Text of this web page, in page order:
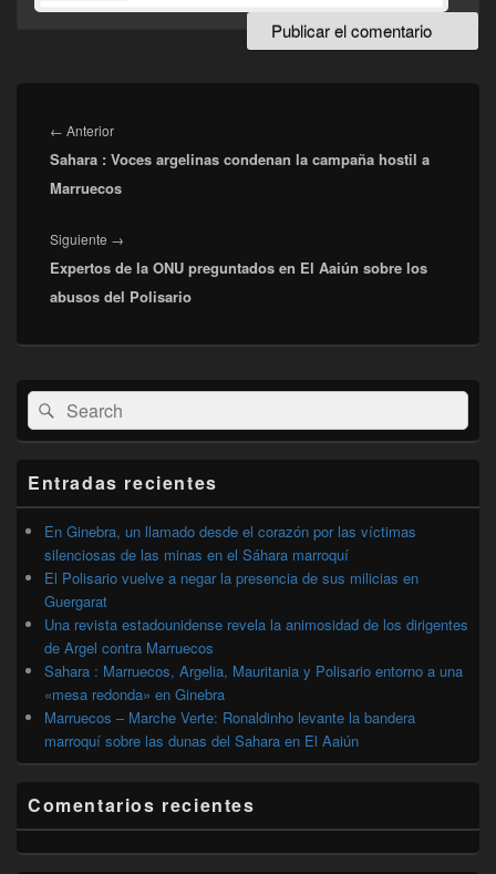
de
entradas
← AnteriorEntrada
anterior:
Sahara : Voces argelinas condenan la campaña hostil a
Marruecos
Siguiente →
siguiente:
Expertos de la ONU preguntados en El Aaiún sobre los
abusos del Polisario
El
área
de
widget
lateral
primaria
Buscar
por:
Buscar
Entradas recientes
En Ginebra, un llamado desde el corazón por las víctimas
silenciosas de las minas en el Sáhara marroquí
El Polisario vuelve a negar la presencia de sus milicias en
Guergarat
Una revista estadounidense revela la animosidad de los dirigentes
de Argel contra Marruecos
Sahara : Marruecos, Argelia, Mauritania y Polisario entorno a una
«mesa redonda» en Ginebra
Marruecos – Marche Verte: Ronaldinho levante la bandera
marroquí sobre las dunas del Sahara en El Aaiún
Comentarios recientes